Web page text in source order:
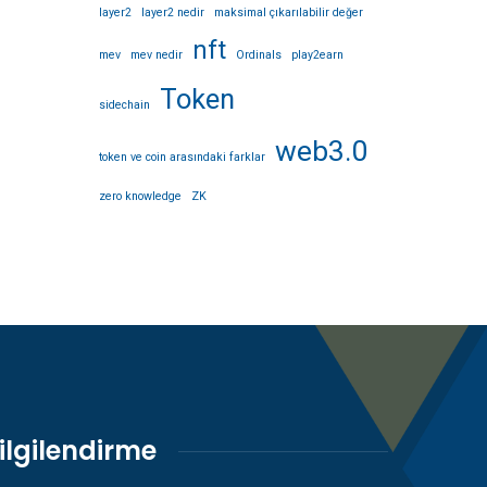
layer2 layer2 nedir maksimal çıkarılabilir değer
mev mev nedir nft Ordinals play2earn
sidechain Token
token ve coin arasındaki farklar web3.0
zero knowledge ZK